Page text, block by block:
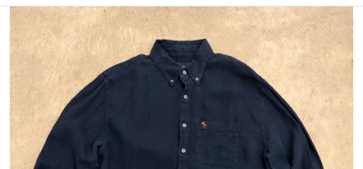
#注目のタグ
#SHOPPING ADDICT #憧れの逸品
#ESSENTIAL DESIGNS #古着サミット
#NEW VINTAGE #マイナーグッド図鑑
#路地裏てぃーん。 #MONTHLY JOURNAL